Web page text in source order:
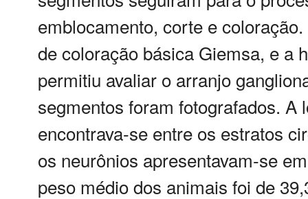
emblocamento, corte e
de coloração básica Giemsa, e a
permitiu avaliar o arranjo
segmentos foram fotografados. A
encontrava-se entre os estratos
os neurônios apresentavam-se
peso médio dos animais foi de